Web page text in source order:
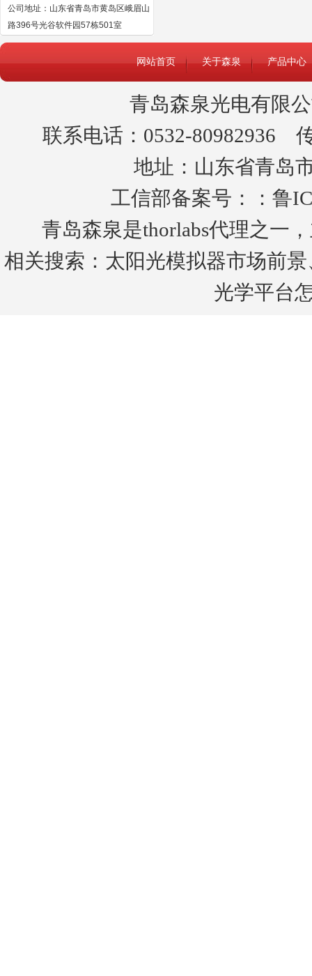
公司地址：山东省青岛市黄岛区峨眉山
路396号光谷软件园57栋501室
网站首页 关于森泉 产品中心
青岛森泉光电有限
联系电话：0532-80982936
地址：山东省青岛
工信部备案号：： 鲁
青岛森泉是thorlabs代理之一
相关搜索： 太阳光模拟器市场前景
光学平台